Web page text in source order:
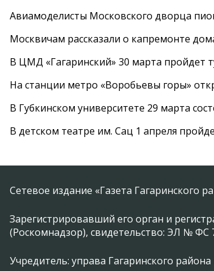
Авиамоделисты Московского дворца
Москвичам рассказали о капремонте
В ЦМД «Гагаринский» 30 марта пройдет
На станции метро «Воробьевы горы»
В Губкинском университете 29 марта
В детском театре им. Сац 1 апреля
Сетевое издание «Газета Гагаринского
Зарегистрировавший его орган и
(Роскомнадзор), свидетельство: ЭЛ № ФС
Учредитель: управа Гагаринского